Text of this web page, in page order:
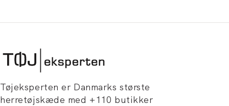
Tøjeksperten er Danmarks største
herretøjskæde med +110 butikker